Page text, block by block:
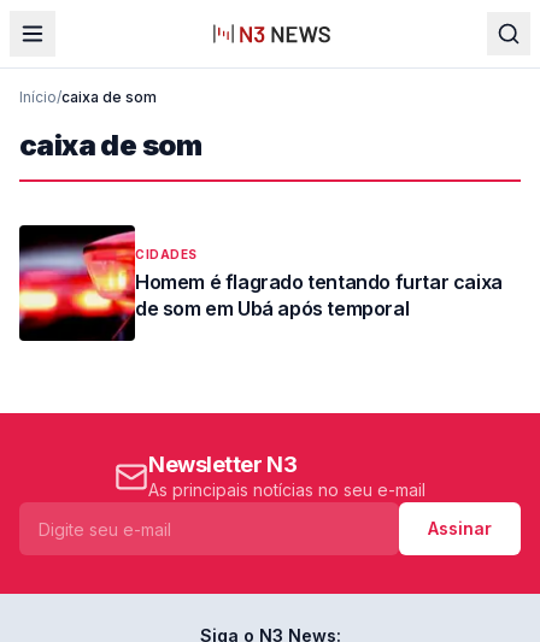
Início/caixa de som
caixa de som
CIDADES
Homem é flagrado tentando furtar caixa
de som em Ubá após temporal
Newsletter N3
As principais notícias no seu e-mail
Assinar
Siga o N3 News: